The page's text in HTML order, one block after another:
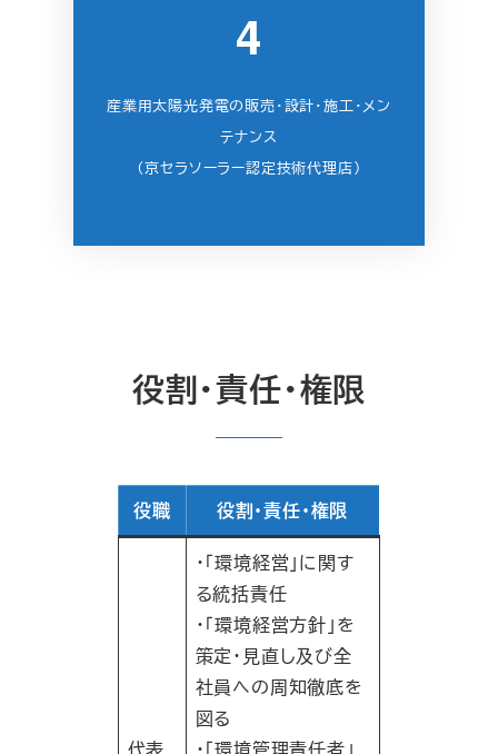
4
産業用太陽光発電の販売・設計・施工・メン
テナンス
（京セラソーラー認定技術代理店）
役割・責任・権限
役職 役割・責任・権限
・｢環境経営｣に関す
る統括責任
・｢環境経営方針｣を
策定・見直し及び全
社員への周知徹底を
図る